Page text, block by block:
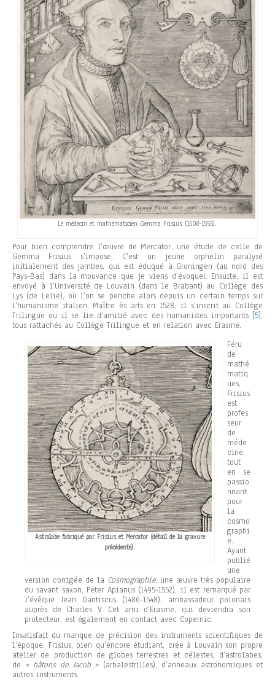
Le médecin et mathématicien Gemma Frisius (1508-1555).
Pour bien comprendre l’œuvre de Mercator, une étude de celle de
Gemma Frisius s’impose. C’est un jeune orphelin paralysé
initialement des jambes, qui est éduqué à Groningen (au nord des
Pays-Bas) dans la mouvance que je viens d’évoquer. Ensuite, il est
envoyé à l’Université de Louvain (dans le Brabant) au Collège des
Lys (de Lelie), où l’on se penche alors depuis un certain temps sur
l’humanisme italien. Maître ès arts en 1528, il s’inscrit au Collège
Trilingue ou il se lie d’amitié avec des humanistes importants [5],
tous rattachés au Collège Trilingue et en relation avec Erasme.
Astrolabe fabriqué par Frisius et Mercator (détail de la gravure
précédente).
Féru
de
mathé
matiq
ues,
Frisius
est
profes
seur
de
méde
cine,
tout
en se
passio
nnant
pour
la
cosmo
graphi
e.
Ayant
publié
une
version corrigée de la Cosmographie, une œuvre très populaire
du savant saxon, Peter Apianus (1495-1552), il est remarqué par
l’évêque Jean Dantiscus (1486-1548), ambassadeur polonais
auprès de Charles V. Cet ami d’Erasme, qui deviendra son
protecteur, est également en contact avec Copernic.
Insatisfait du manque de précision des instruments scientifiques de
l’époque, Frisius, bien qu’encore étudiant, crée à Louvain son propre
atelier de production de globes terrestres et célestes, d’astrolabes,
de « bâtons de Jacob » (arbalestrilles), d’anneaux astronomiques et
autres instruments.